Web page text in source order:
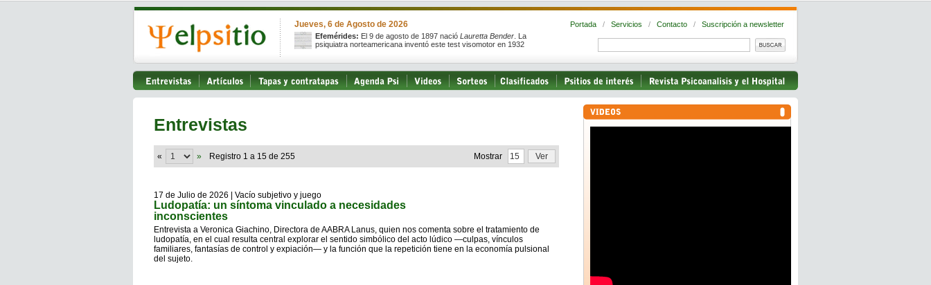
Jueves, 6 de Agosto de 2026
Efemérides: El 9 de agosto de 1897 nació Lauretta Bender . La
psiquiatra norteamericana inventó este test visomotor en 1932
Portada / Servicios / Contacto / Suscripción a newsletter
Entrevistas
« » Registro 1 a 15 de 255 Mostrar
17 de Julio de 2026 | Vacío subjetivo y juego
Ludopatía: un síntoma vinculado a necesidades
inconscientes
Entrevista a Veronica Giachino, Directora de AABRA Lanus, quien nos comenta sobre el tratamiento de
ludopatía, en el cual resulta central explorar el sentido simbólico del acto lúdico —culpas, vínculos
familiares, fantasías de control y expiación— y la función que la repetición tiene en la economía pulsional
del sujeto.